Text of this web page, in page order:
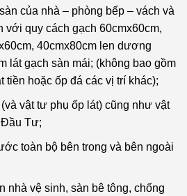
của nhà – phòng bếp – vách và
với quy cách gạch 60cmx60cm,
40cmx80cm len dương
lát gạch sàn mái; (không bao gồm
tiền hoặc ốp đá các vị trí khác);
vật tư phụ ốp lát) cũng như vật
Tư;
toàn bộ bên trong và bên ngoài
nhà vệ sinh, sàn bê tông, chống